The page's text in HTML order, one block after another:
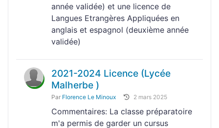
année validée) et une licence de
Langues Etrangères Appliquées en
anglais et espagnol (deuxième année
validée)
2021-2024 Licence (Lycée
Malherbe )
Par Florence Le Minoux 2 mars 2025
Commentaires: La classe préparatoire
m'a permis de garder un cursus